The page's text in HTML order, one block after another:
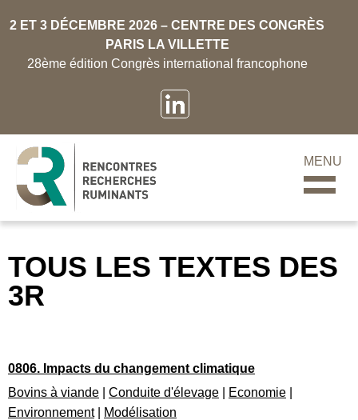
2 ET 3 DÉCEMBRE 2026 – CENTRE DES CONGRÈS
PARIS LA VILLETTE
28ème édition Congrès international francophone
MENU
TOUS LES TEXTES DES
3R
0806. Impacts du changement climatique
Bovins à viande
Conduite d'élevage Economie
Environnement| Modélisation